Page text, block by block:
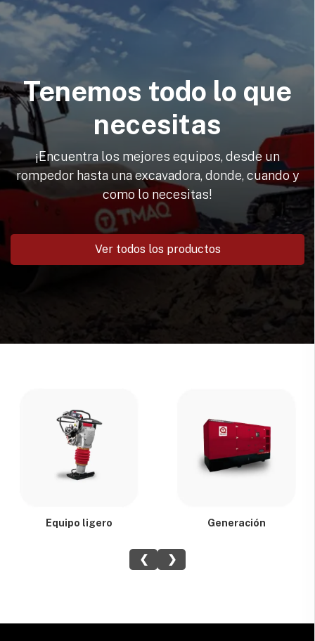
Tenemos todo lo que
necesitas
¡Encuentra los mejores equipos, desde un
rompedor hasta una excavadora, donde, cuando y
como lo necesitas!
Ver todos los productos
Equipo ligero Generación
❮ ❯